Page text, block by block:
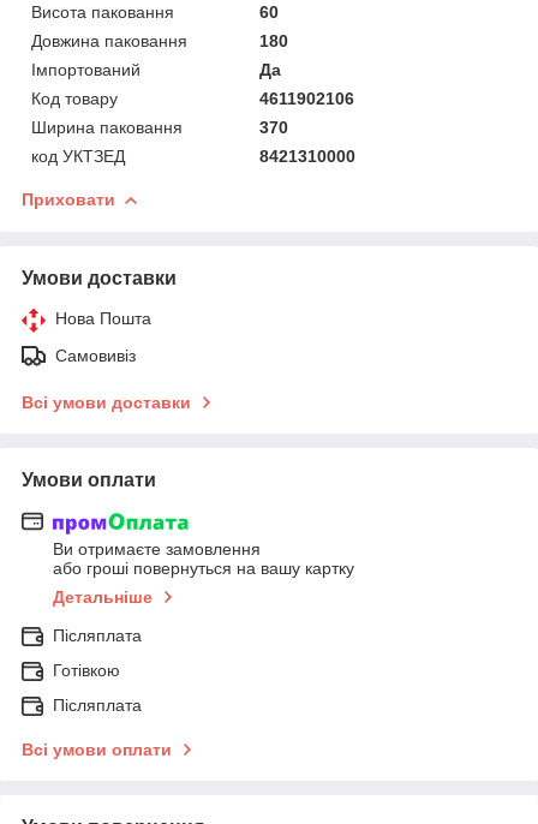
Висота паковання
60
Довжина паковання
180
Імпортований
Да
Код товару
4611902106
Ширина паковання
370
код УКТЗЕД
8421310000
Приховати
Умови доставки
Нова Пошта
Самовивіз
Всі умови доставки
Умови оплати
Ви отримаєте замовлення
або гроші повернуться на вашу картку
Детальніше
Післяплата
Готівкою
Післяплата
Всі умови оплати